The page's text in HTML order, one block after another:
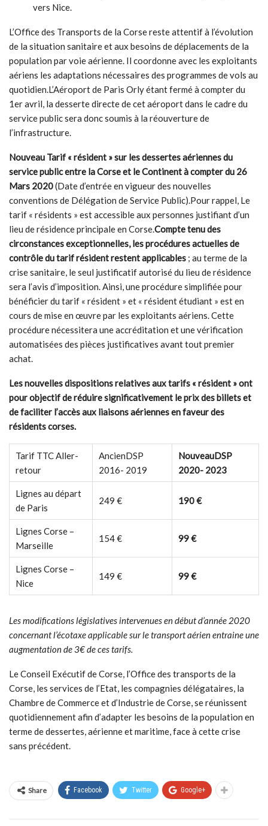
vers Nice.
L’Office des Transports de la Corse reste attentif à l’évolution
de la situation sanitaire et aux besoins de déplacements de la
population par voie aérienne. Il coordonne avec les exploitants
aériens les adaptations nécessaires des programmes de vols au
quotidien.L’Aéroport de Paris Orly étant fermé à compter du
1er avril, la desserte directe de cet aéroport dans le cadre du
service public sera donc soumis à la réouverture de
l’infrastructure.
Nouveau Tarif « résident » sur les dessertes aériennes du
service public entre la Corse et le Continent à compter du 26
Mars 2020(Date d’entrée en vigueur des nouvelles
conventions de Délégation de Service Public).Pour rappel, Le
tarif « résidents » est accessible aux personnes justifiant d’un
lieu de résidence principale en Corse.Compte tenu des
circonstances exceptionnelles, les procédures actuelles de
contrôle du tarif résident restent applicables ; au terme de la
crise sanitaire, le seul justificatif autorisé du lieu de résidence
sera l’avis d’imposition. Ainsi, une procédure simplifiée pour
bénéficier du tarif « résident » et « résident étudiant » est en
cours de mise en œuvre par les exploitants aériens. Cette
procédure nécessitera une accréditation et une vérification
automatisées des pièces justificatives avant tout premier
achat.
Les nouvelles dispositions relatives aux tarifs « résident » ont
pour objectif de réduire significativement le prix des billets et
de faciliter l’accès aux liaisons aériennes en faveur des
résidents corses.
Tarif TTC Aller-
retour
AncienDSP
2016- 2019
NouveauDSP
2020- 2023
Lignes au départ
de Paris
249 € 190 €
Lignes Corse –
Marseille
154 € 99 €
Lignes Corse –
Nice
149 € 99 €
Les modifications législatives intervenues en début d’année 2020
concernant l’écotaxe applicable sur le transport aérien entraine une
augmentation de 3€ de ces tarifs.
Le Conseil Exécutif de Corse, l’Office des transports de la
Corse, les services de l’Etat, les compagnies délégataires, la
Chambre de Commerce et d’Industrie de Corse, se réunissent
quotidiennement afin d’adapter les besoins de la population en
terme de dessertes, aérienne et maritime, face à cette crise
sans précédent.
Share Facebook Twitter Google+